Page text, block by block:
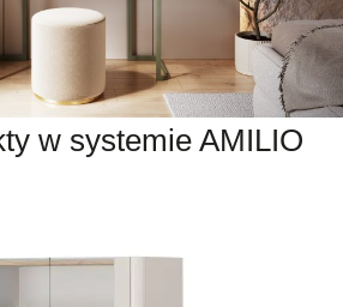
w systemie AMILIO